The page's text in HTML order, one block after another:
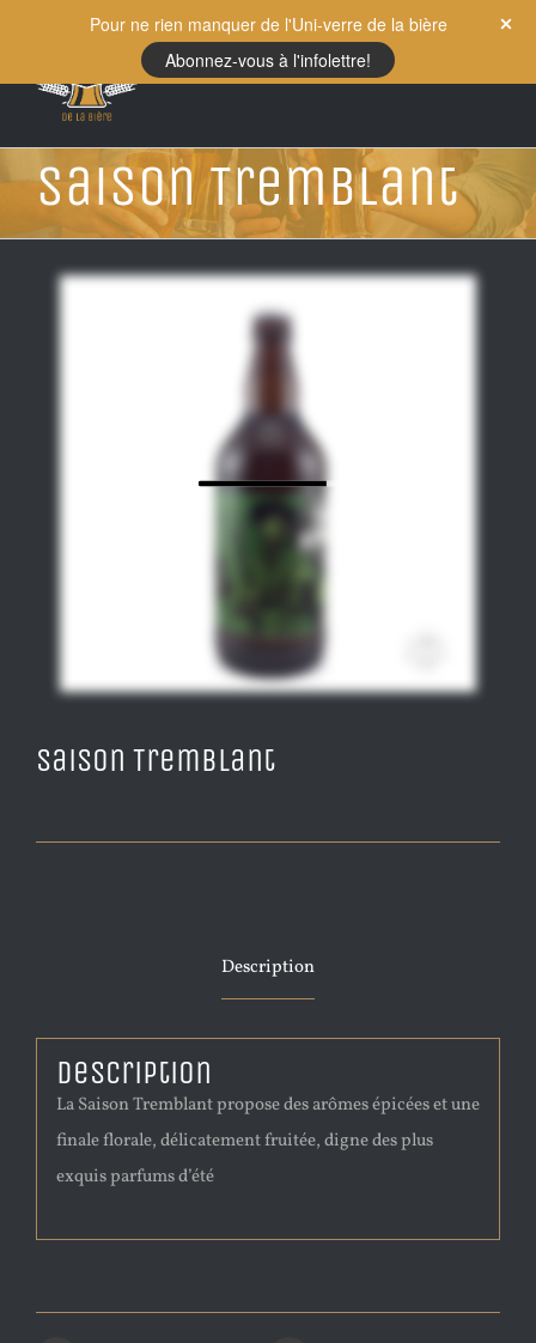
content
Saison Tremblant
Saison Tremblant
Description
Description
La Saison Tremblant propose des arômes épicées et une
finale florale, délicatement fruitée, digne des plus
exquis parfums d’été
Pour ne rien manquer de l'Uni-verre de la bière
Abonnez-vous à l'infolettre!